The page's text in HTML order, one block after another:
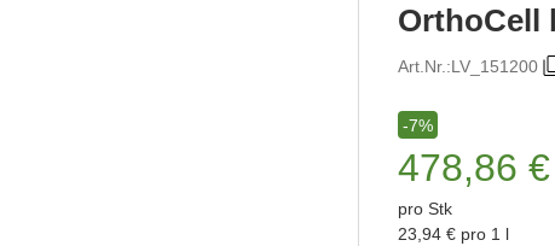
OrthoCell
Art.Nr.:LV_151200
-7%
478,86 €
pro Stk
23,94 € pro 1 l